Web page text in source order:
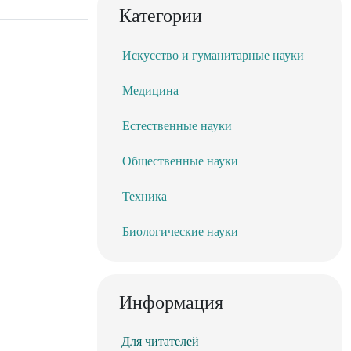
Категории
Искусство и гуманитарные науки
Медицина
Естественные науки
Общественные науки
Техника
Биологические науки
Информация
Для читателей